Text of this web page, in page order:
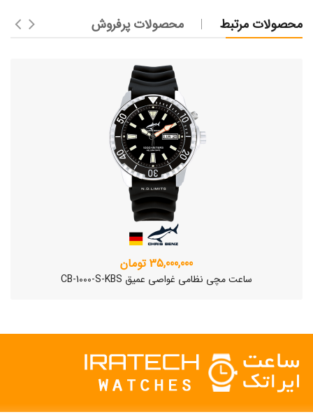
محصولات مرتبط محصولات پرفروش
35,000,000 تومان
ساعت مچی نظامی غواصی عمیق CB-1000-S-KBS